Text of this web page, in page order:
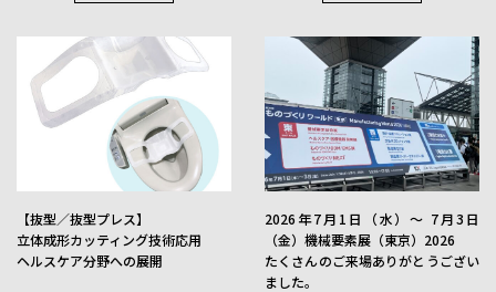
最適部材提案
詳細
【抜型／抜型プレス】
立体成形カッティング技術応用
ヘルスケア分野への展開
2026年7月1日（水）〜 7月3日
（金）機械要素展（東京）2026
たくさんのご来場ありがとうござい
ました。